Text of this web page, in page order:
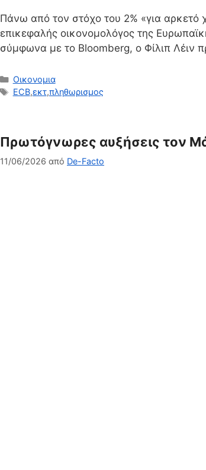
Πάνω από τον στόχο του 2% «για αρκετό
επικεφαλής οικονομολόγος της
σύμφωνα με το Bloomberg, ο Φίλιπ Λέιν
Κατηγορίες
Οικονομια
Ετικέτες
ECB,εκτ,πληθωρισμος
Πρωτόγνωρες αυξήσεις τον
11/06/2026 από De-Facto